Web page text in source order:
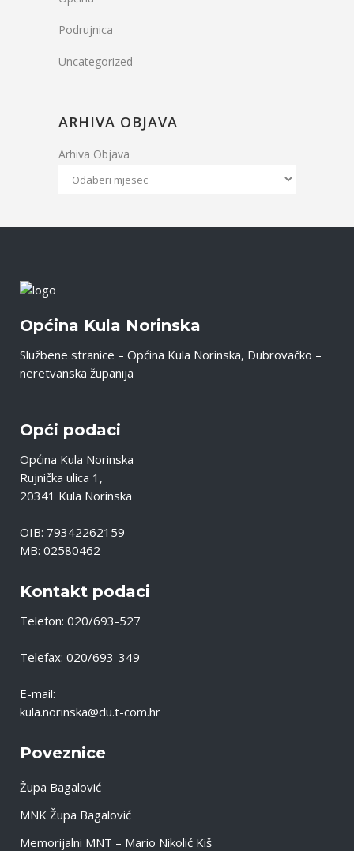
Podrujnica
Uncategorized
ARHIVA OBJAVA
Arhiva Objava
Općina Kula Norinska
Službene stranice – Općina Kula Norinska, Dubrovačko –
neretvanska županija
Opći podaci
Općina Kula Norinska
Rujnička ulica 1,
20341 Kula Norinska
OIB: 79342262159
MB: 02580462
Kontakt podaci
Telefon: 020/693-527
Telefax: 020/693-349
E-mail:
kula.norinska@du.t-com.hr
Poveznice
Župa Bagalović
MNK Župa Bagalović
Memorijalni MNT – Mario Nikolić Kiš